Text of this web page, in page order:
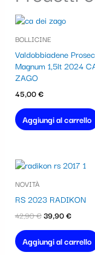
BOLLICINE
Valdobbiadene
Magnum 1,5lt 2024
ZAGO
45,00€
Aggiungi al carrello
NOVITÀ
RS 2023 RADIKON
42,90€
Il
era:
39,90€
Il
è:
Aggiungi al carrello